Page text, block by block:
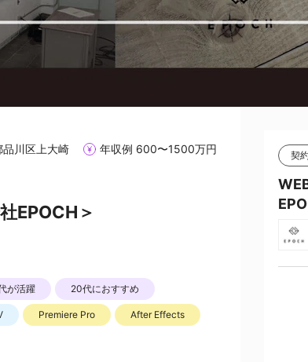
品川区上大崎 年収例 600〜1500万円
EPOCH＞
が活躍 20代におすすめ
Premiere Pro After Effects
契